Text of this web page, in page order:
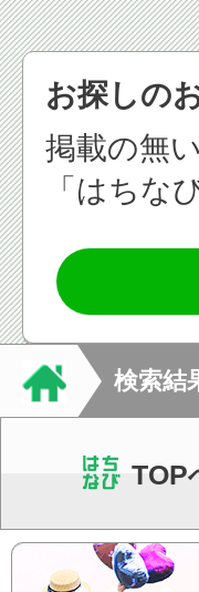
お探しの
掲載の無
「はちな
検索結
TOP